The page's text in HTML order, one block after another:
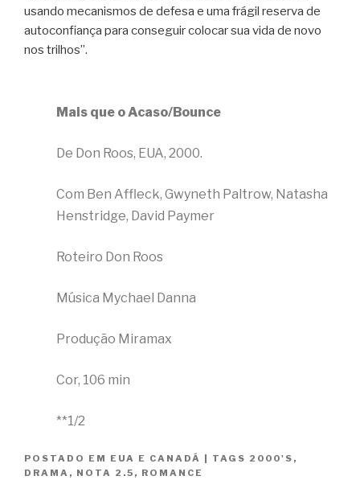
usando mecanismos de defesa e uma frágil reserva de
autoconfiança para conseguir colocar sua vida de novo
nos trilhos”.
Mais que o Acaso/Bounce
De Don Roos, EUA, 2000.
Com Ben Affleck, Gwyneth Paltrow, Natasha
Henstridge, David Paymer
Roteiro Don Roos
Música Mychael Danna
Produção Miramax
Cor, 106 min
**1/2
POSTADO EM EUA E CANADÁ TAGS 2000'S ,
DRAMA , NOTA 2.5 , ROMANCE